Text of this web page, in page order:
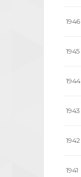
1946
1945
1944
1943
1942
1941